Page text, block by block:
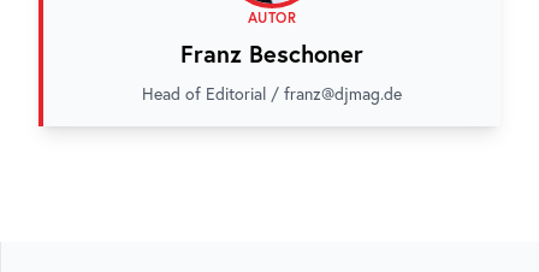
AUTOR
Franz Beschoner
Head of Editorial / franz@djmag.de